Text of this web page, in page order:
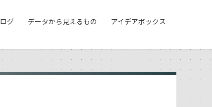
グ データから見えるもの アイデアボックス